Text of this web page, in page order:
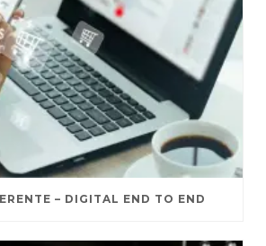
– DIGITAL END TO END